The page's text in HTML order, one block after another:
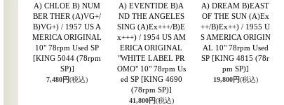
A) CHLOE B) NUM
BER THER (A)VG+/
B)VG+) / 1957 US A
MERICA ORIGINAL
10" 78rpm Used SP
[KING 5044 (78rpm
SP)]
7,480円(税込)
A) EVENTIDE B)A
ND THE ANGELES
SING (A)Ex+++/B)E
x+++) / 1954 US AM
ERICA ORIGINAL
"WHITE LABEL PR
OMO" 10" 78rpm Us
ed SP [KING 4690
(78rpm SP)]
41,800円(税込)
A) DREAM B)EAST
OF THE SUN (A)Ex
++/B)Ex++) / 1955 U
S AMERICA ORIGIN
AL 10" 78rpm Used
SP [KING 4815 (78r
pm SP)]
19,800円(税込)